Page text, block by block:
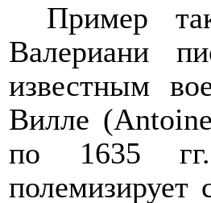
Пример
Валериани
известным
Вилле (Antoine
по 1635
полемизирует